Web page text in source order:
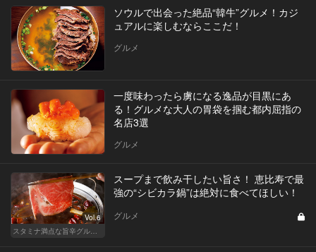
ソウルで出会った絶品“韓牛”グルメ！カジ
ュアルに楽しむならここだ！
グルメ
一度味わったら虜になる逸品が目黒にあ
る！グルメな大人の胃袋を掴む都内屈指の
名店3選
グルメ
Vol.6
スタミナ満点な旨辛グルメが旨い！東京の人気店へ
スープまで飲み干したい旨さ！ 恵比寿で最
強の“シビカラ鍋”は絶対に食べてほしい！
グルメ